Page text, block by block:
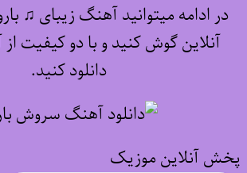
در ادامه میتوانید آهنگ زیبای ♫
آنلاین گوش کنید و با دو کیفیت
دانلود کنید.
پخش آنلاین موزیک